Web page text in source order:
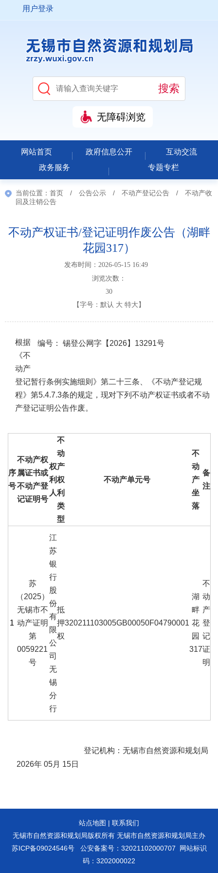
用户登录
无障碍浏览
网站首页 政府信息公开
互动交流
政务服务
专题专栏
当前位置： 首页 / 公告公示 / 不动产登记公告 /
不动产收
回及注销公告
不动产权证书/登记证明作废公告（湖畔
花园317）
发布时间：2026-05-15 16:49
浏览次数：
30
【字号： 默认 大 特大 】
编号： 锡登公网字【2026】13291号
根据
《不
动产
登记暂行条例实施细则》第二十三条、《不动产登记规
程》第5.4.7.3条的规定，现对下列不动产权证书或者不动
产登记证明公告作废。
序
号
不动产权
属证书或
不动产登
记证明号
权
利
人
不
动
产
权
利
类
型
不动产单元号
不
动
产
坐
落
备
注
1
苏
（2025）
无锡市不
动产证明
第
0059221
号
江
苏
银
行
股
份
有
限
公
司
无
锡
分
行
抵
押
权
320211103005GB00050F04790001
湖
畔
花
园
317
不
动
产
登
记
证
明
登记机构：无锡市自然资源和规划局
2026年 05月 15日
站点地图 | 联系我们
无锡市自然资源和规划局版权所有 无锡市自然资源和规划局主办
苏ICP备09024546号
公安备案号：32021102000707 网站标识
码：3202000022